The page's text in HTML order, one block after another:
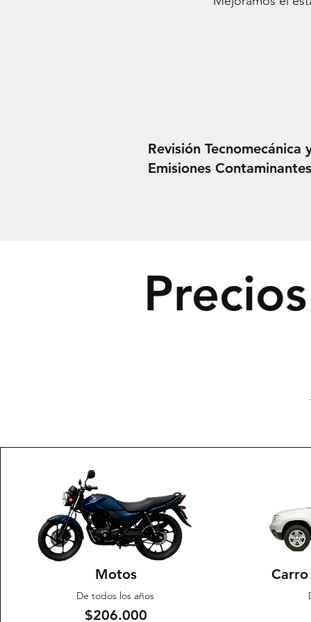
Revisión Tecnomecánica
Emisiones Contaminantes
Motos
De todos los años
$206.000